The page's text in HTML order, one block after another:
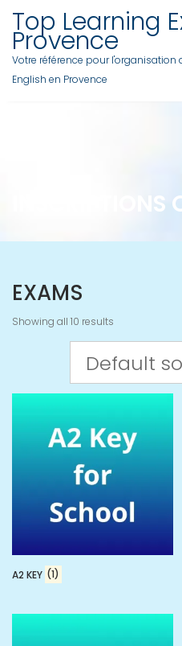
content
Top Learning
Provence
Votre référence pour l'organisation
English en Provence
INSCRIPTIONS
EXAMS
Showing all 10 results
A2 KEY (1)